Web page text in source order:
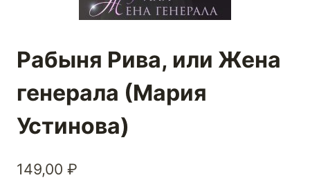
Рабыня Рива, или Жена
генерала (Мария
Устинова)
149,00 ₽